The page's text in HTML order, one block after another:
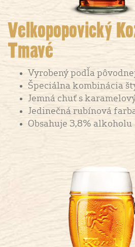
Velkopopovický
Tmavé
Vyrobený podľa
Špeciálna kombinácia
Jemná chuť s
Jedinečná rubínová
Obsahuje 3,8% alkoholu